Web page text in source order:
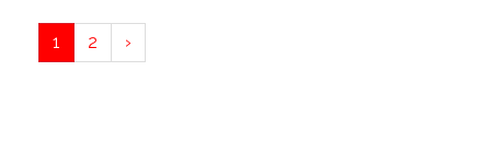
1 2 ›